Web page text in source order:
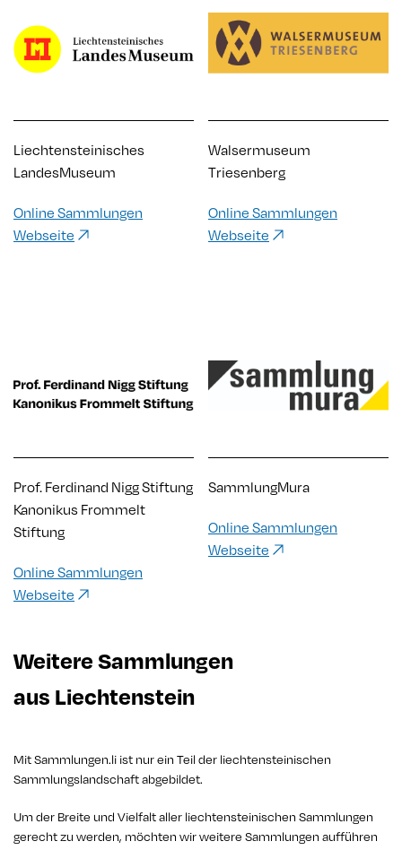
Liechtensteinisches
LandesMuseum
Online Sammlungen
Webseite
Walsermuseum
Triesenberg
Online Sammlungen
Webseite
Prof. Ferdinand Nigg Stiftung
Kanonikus Frommelt
Stiftung
Online Sammlungen
Webseite
SammlungMura
Online Sammlungen
Webseite
Weitere Sammlungen
aus Liechtenstein
Mit Sammlungen.li ist nur ein Teil der liechtensteinischen
Sammlungslandschaft abgebildet.
Um der Breite und Vielfalt aller liechtensteinischen Sammlungen
gerecht zu werden, möchten wir weitere Sammlungen aufführen